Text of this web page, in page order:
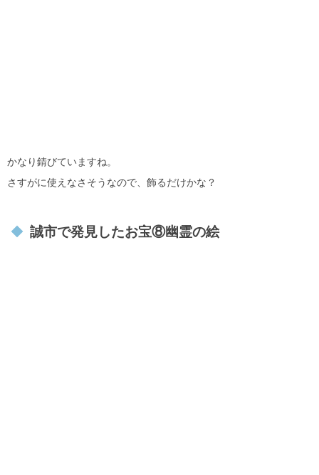
かなり錆びていますね。
さすがに使えなさそうなので、飾るだけかな？
誠市で発見したお宝⑧幽霊の絵